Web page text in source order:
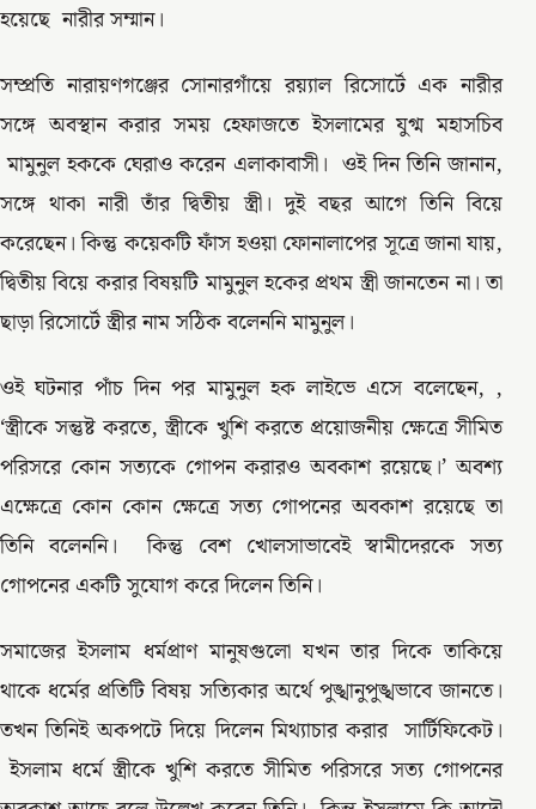
হয়েছে নারীর সম্মান।
সম্প্রতি নারায়ণগঞ্জের সোনারগাঁয়ে রয়্যাল রিসোর্টে এক নারীর
সঙ্গে অবস্থান করার সময় হেফাজতে ইসলামের যুগ্ম মহাসচিব
মামুনুল হককে ঘেরাও করেন এলাকাবাসী। ওই দিন তিনি জানান,
সঙ্গে থাকা নারী তাঁর দ্বিতীয় স্ত্রী। দুই বছর আগে তিনি বিয়ে
করেছেন। কিন্তু কয়েকটি ফাঁস হওয়া ফোনালাপের সূত্রে জানা যায়,
দ্বিতীয় বিয়ে করার বিষয়টি মামুনুল হকের প্রথম স্ত্রী জানতেন না। তা
ছাড়া রিসোর্টে স্ত্রীর নাম সঠিক বলেননি মামুনুল।
ওই ঘটনার পাঁচ দিন পর মামুনুল হক লাইভে এসে বলেছেন, ,
‘স্ত্রীকে সন্তুষ্ট করতে, স্ত্রীকে খুশি করতে প্রয়োজনীয় ক্ষেত্রে সীমিত
পরিসরে কোন সত্যকে গোপন করারও অবকাশ রয়েছে।’ অবশ্য
এক্ষেত্রে কোন কোন ক্ষেত্রে সত্য গোপনের অবকাশ রয়েছে তা
তিনি বলেননি। কিন্তু বেশ খোলসাভাবেই স্বামীদেরকে সত্য
গোপনের একটি সুযোগ করে দিলেন তিনি।
সমাজের ইসলাম ধর্মপ্রাণ মানুষগুলো যখন তার দিকে তাকিয়ে
থাকে ধর্মের প্রতিটি বিষয় সত্যিকার অর্থে পুঙ্খানুপুঙ্খভাবে জানতে।
তখন তিনিই অকপটে দিয়ে দিলেন মিথ্যাচার করার সার্টিফিকেট।
ইসলাম ধর্মে স্ত্রীকে খুশি করতে সীমিত পরিসরে সত্য গোপনের